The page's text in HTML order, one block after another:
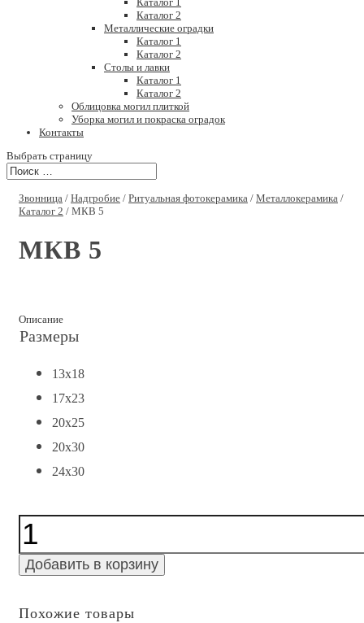
Каталог 2
Металлические оградки
Каталог 1
Каталог 2
Столы и лавки
Каталог 1
Каталог 2
Облицовка могил плиткой
Уборка могил и покраска оградок
Контакты
Выбрать страницу
Звонница / Надгробие / Ритуальная фотокерамика / Металлокерамика /
Каталог 2 / МКВ 5
МКВ 5
Описание
Размеры
13x18
17x23
20x25
20x30
24x30
Количество
МКВ
Добавить в корзину
Похожие товары